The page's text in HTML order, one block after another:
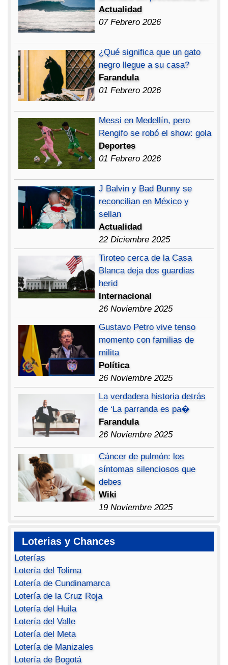
Actualidad
07 Febrero 2026
¿Qué significa que un gato
negro llegue a su casa?
Farandula
01 Febrero 2026
Messi en Medellín, pero
Rengifo se robó el show: gola
Deportes
01 Febrero 2026
J Balvin y Bad Bunny se
reconcilian en México y
sellan
Actualidad
22 Diciembre 2025
Tiroteo cerca de la Casa
Blanca deja dos guardias
herid
Internacional
26 Noviembre 2025
Gustavo Petro vive tenso
momento con familias de
milita
Política
26 Noviembre 2025
La verdadera historia detrás
de ‘La parranda es pa�
Farandula
26 Noviembre 2025
Cáncer de pulmón: los
síntomas silenciosos que
debes
Wiki
19 Noviembre 2025
Loterias y Chances
Loterías
Lotería del Tolima
Lotería de Cundinamarca
Lotería de la Cruz Roja
Lotería del Huila
Lotería del Valle
Lotería del Meta
Lotería de Manizales
Lotería de Bogotá